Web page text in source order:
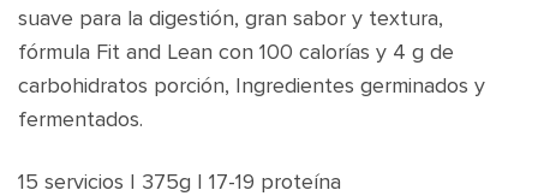
suave para la digestión, gran sabor y textura,
fórmula Fit and Lean con 100 calorías y 4 g de
carbohidratos porción, Ingredientes germinados y
fermentados.
15 servicios | 375g | 17-19 proteína